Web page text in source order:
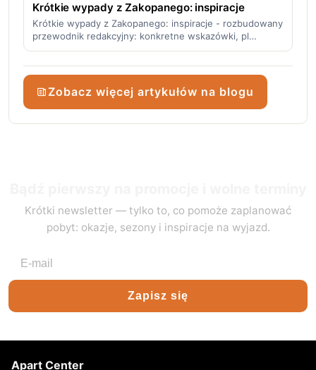
Krótkie wypady z Zakopanego: inspiracje
Krótkie wypady z Zakopanego: inspiracje - rozbudowany
przewodnik redakcyjny: konkretne wskazówki, pl…
Zobacz więcej artykułów na blogu
Krótki newsletter — tylko to, co pomoże zaplanować
pobyt: okazje, sezony i inspiracje na wyjazd.
Adres e-mail
Zapisz się
Apart Center